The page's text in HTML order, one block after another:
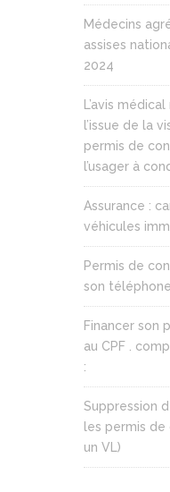
Médecins
assises
2024
L’avis
l’issue de la
permis de
l’usager à
Assurance :
véhicules
Permis de
son téléphone
Financer son
au CPF .
:
Suppression
les permis de
un VL)